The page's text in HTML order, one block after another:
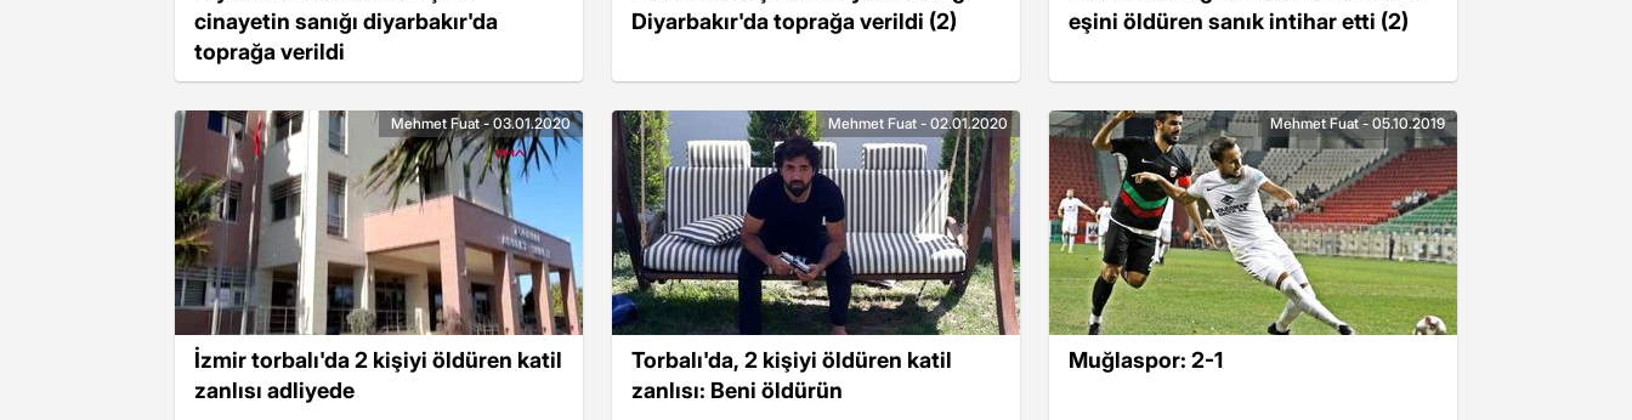
cinayetin sanığı diyarbakır'da
toprağa verildi
Diyarbakır'da toprağa verildi (2)
eşini öldüren sanık intihar etti (2)
İzmir torbalı'da 2 kişiyi öldüren katil
zanlısı adliyede
Mehmet Fuat - 03.01.2020
Torbalı'da, 2 kişiyi öldüren katil
zanlısı: Beni öldürün
Mehmet Fuat - 02.01.2020
Muğlaspor: 2-1
Mehmet Fuat - 05.10.2019